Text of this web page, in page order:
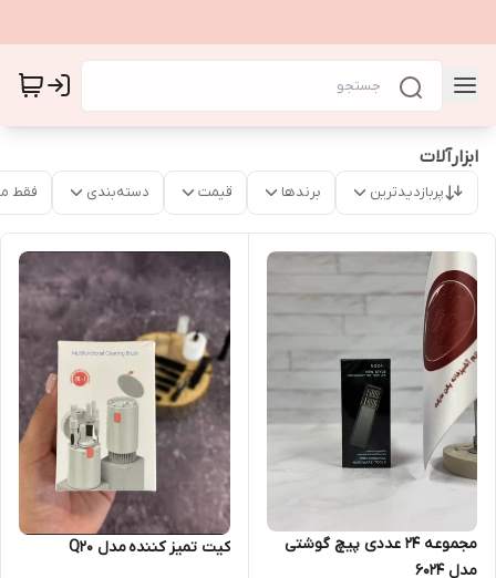
ابزارآلات
پربازدیدترین برندها قیمت دسته‌بندی فقط
مجموعه 24 عددی پیچ گوشتی
مدل 6024
کیت تمیز کننده مدل Q20